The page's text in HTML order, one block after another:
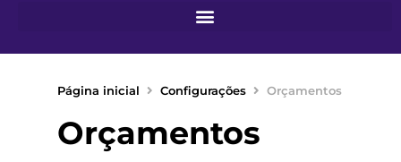
Página inicial Configurações Orçamentos
Orçamentos